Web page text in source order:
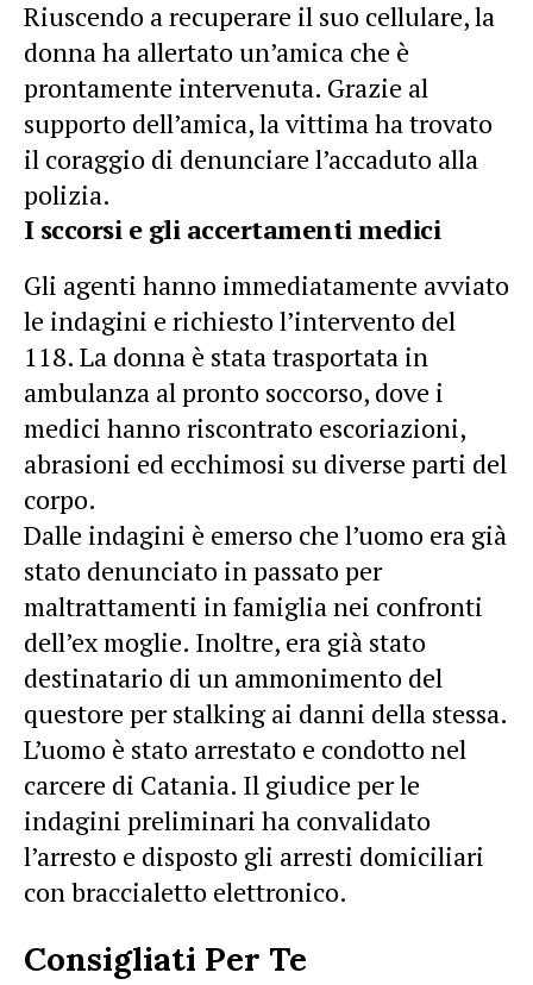
Riuscendo a recuperare il suo cellulare, la
donna ha allertato un’amica che è
prontamente intervenuta. Grazie al
supporto dell’amica, la vittima ha trovato
il coraggio di denunciare l’accaduto alla
polizia.
I sccorsi e gli accertamenti medici
Gli agenti hanno immediatamente avviato
le indagini e richiesto l’intervento del
118. La donna è stata trasportata in
ambulanza al pronto soccorso, dove i
medici hanno riscontrato escoriazioni,
abrasioni ed ecchimosi su diverse parti del
corpo.
Dalle indagini è emerso che l’uomo era già
stato denunciato in passato per
maltrattamenti in famiglia nei confronti
dell’ex moglie. Inoltre, era già stato
destinatario di un ammonimento del
questore per stalking ai danni della stessa.
L’uomo è stato arrestato e condotto nel
carcere di Catania. Il giudice per le
indagini preliminari ha convalidato
l’arresto e disposto gli arresti domiciliari
con braccialetto elettronico.
Consigliati Per Te